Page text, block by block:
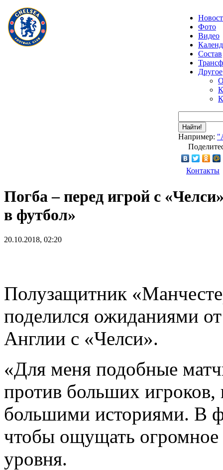
Фото
Видео
Состав
Другое
Найти!
Например:
Контакты
Погба – перед игрой с
в футбол»
20.10.2018, 02:20
Полузащитник
поделился ожиданиями
Англии с «Челси».
«Для меня подобные
против больших
большими историями. В
чтобы ощущать огромное
уровня.